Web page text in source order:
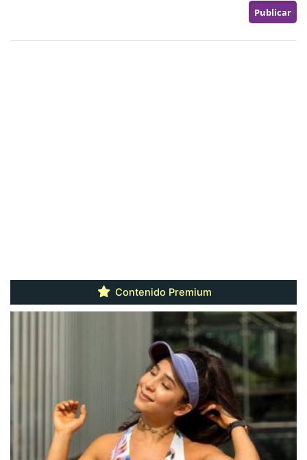
Contenido Premium